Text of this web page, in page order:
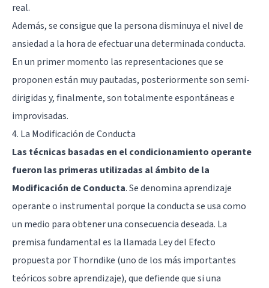
real.
Además, se consigue que la persona disminuya el nivel de
ansiedada la hora de efectuar una determinada conducta.
En un primer momento las representaciones que se
proponen están muy pautadas, posteriormente son semi-
dirigidas y, finalmente, son totalmente espontáneas e
improvisadas.
4. La Modificación de Conducta
Las técnicas basadas en el condicionamiento operante
fueron las primeras utilizadas al ámbito de la
Modificación de Conducta. Se denomina aprendizaje
operante o instrumental porque la conducta se usa como
un medio para obtener una consecuencia deseada. La
premisa fundamental es la llamada Ley del Efecto
propuesta por Thorndike (uno de los más importantes
teóricos sobre aprendizaje), que defiende que si una